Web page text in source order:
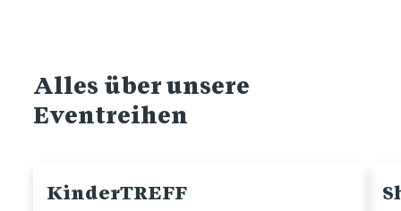
Alles über unsere
Eventreihen
KinderTREFF